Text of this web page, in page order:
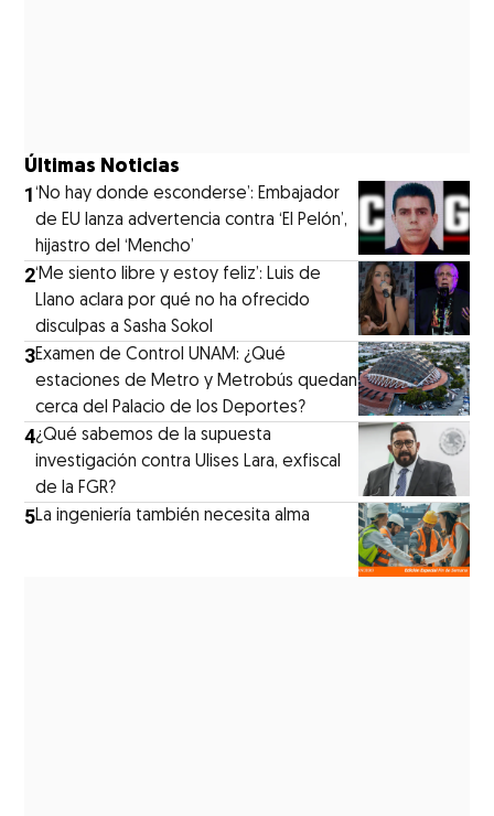
Últimas Noticias
1‘No hay donde esconderse’: Embajador
de EU lanza advertencia contra ‘El Pelón’,
hijastro del ‘Mencho’
2‘Me siento libre y estoy feliz’: Luis de
Llano aclara por qué no ha ofrecido
disculpas a Sasha Sokol
3Examen de Control UNAM: ¿Qué
estaciones de Metro y Metrobús quedan
cerca del Palacio de los Deportes?
4¿Qué sabemos de la supuesta
investigación contra Ulises Lara, exfiscal
de la FGR?
5La ingeniería también necesita alma